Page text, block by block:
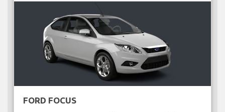
FORD FOCUS